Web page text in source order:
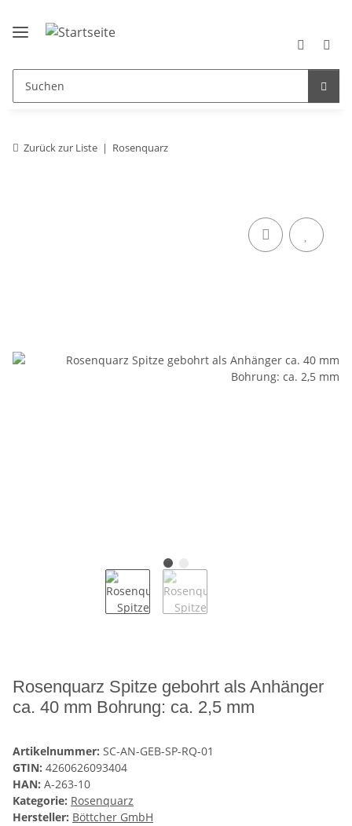
Zurück zur Liste Rosenquarz
Rosenquarz Spitze gebohrt als Anhänger
ca. 40 mm Bohrung: ca. 2,5 mm
Artikelnummer: SC-AN-GEB-SP-RQ-01
GTIN: 4260626093404
HAN: A-263-10
Kategorie: Rosenquarz
Hersteller: Böttcher GmbH